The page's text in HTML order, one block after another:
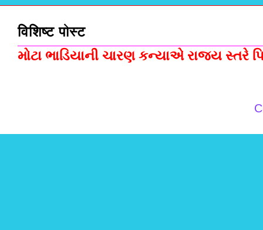
विशिष्ट पोस्ट
મોટા ભાડિયાની ચારણ કન્યાએ રાજ્ય સ્તરે